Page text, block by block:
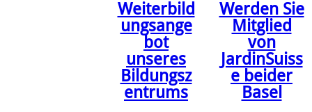
Weiterbild
ungsange
bot
unseres
Bildungsz
entrums
Werden Sie
Mitglied
von
JardinSuiss
e beider
Basel